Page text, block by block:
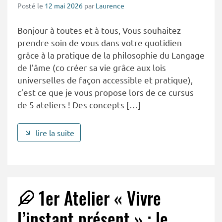
Posté le 12 mai 2026 par Laurence
Bonjour à toutes et à tous, Vous souhaitez
prendre soin de vous dans votre quotidien
grâce à la pratique de la philosophie du Langage
de l’âme (co créer sa vie grâce aux lois
universelles de façon accessible et pratique),
c’est ce que je vous propose lors de ce cursus
de 5 ateliers ! Des concepts […]
lire la suite
1er Atelier « Vivre